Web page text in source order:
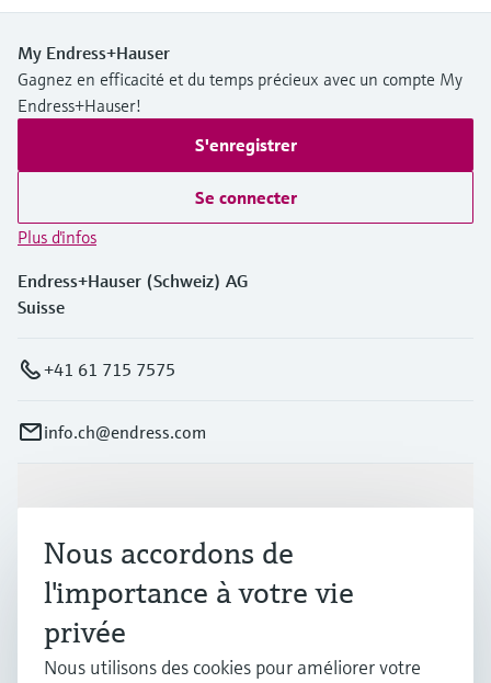
My Endress+Hauser
Gagnez en efficacité et du temps précieux avec un compte My
Endress+Hauser!
S'enregistrer
Se connecter
Plus d'infos
Endress+Hauser (Schweiz) AG
Suisse
+41 61 715 7575
info.ch@endress.com
Produits et services
Industries
Support
Nous accordons de
l'importance à votre vie
privée
Nous utilisons des cookies pour améliorer votre